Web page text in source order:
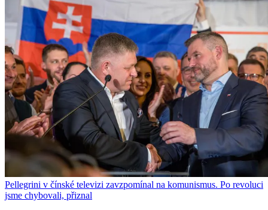
Pellegrini v čínské televizi zavzpomínal na komunismus. Po revoluci
jsme chybovali, přiznal